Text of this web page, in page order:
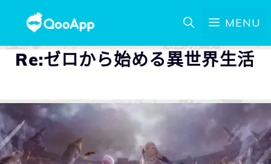
MENU
Re:ゼロから始める異世界生活